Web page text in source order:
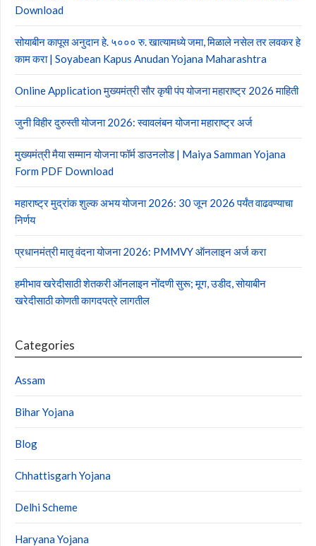
Download
सोयाबीन कापूस अनुदान हे. ५००० रु. खात्यामध्ये जमा, मिळाले नसेल तर लवकर हे
काम करा | Soyabean Kapus Anudan Yojana Maharashtra
Online Application मुख्यमंत्री सौर कृषी पंप योजना महाराष्ट्र 2026 माहिती
जुनी विहीर दुरुस्ती योजना 2026: स्वावलंबन योजना महाराष्ट्र अर्ज
मुख्यमंत्री मैया सम्मान योजना फॉर्म डाउनलोड | Maiya Samman Yojana
Form PDF Download
महाराष्ट्र मुद्रांक शुल्क अभय योजना 2026: 30 जून 2026 पर्यंत वाढवण्याचा
निर्णय
प्रधानमंत्री मातृ वंदना योजना 2026: PMMVY ऑनलाइन अर्ज करा
हमीभाव खरेदीसाठी शेतकरी ऑनलाइन नोंदणी सुरू; मूग, उडीद, सोयाबीन
खरेदीसाठी कोणती कागदपत्रे लागतील
Categories
Assam
Bihar Yojana
Blog
Chhattisgarh Yojana
Delhi Scheme
Haryana Yojana